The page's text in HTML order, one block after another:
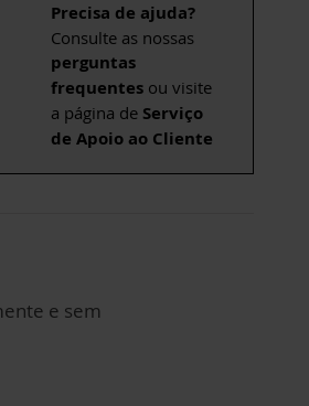
Precisa de ajuda?
Consulte as nossas
perguntas
frequentes ou visite
a página de Serviço
de Apoio ao Cliente
e sem